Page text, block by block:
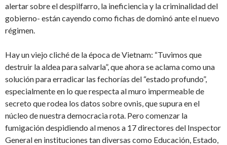
alertar sobre el despilfarro, la ineficiencia y la criminalidad del
gobierno- están cayendo como fichas de dominó ante el nuevo
régimen.
Hay un viejo cliché de la época de Vietnam: “Tuvimos que
destruir la aldea para salvarla”, que ahora se aclama como una
solución para erradicar las fechorías del “estado profundo”,
especialmente en lo que respecta al muro impermeable de
secreto que rodea los datos sobre ovnis, que supura en el
núcleo de nuestra democracia rota. Pero comenzar la
fumigación despidiendo al menos a 17 directores del Inspector
General en instituciones tan diversas como Educación, Estado,